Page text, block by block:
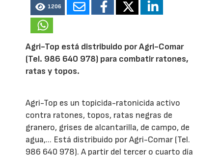
1206
Agri-Top está distribuido por Agri-Comar
(Tel. 986 640 978) para combatir ratones,
ratas y topos.
Agri-Top es un topicida-ratonicida activo
contra ratones, topos, ratas negras de
granero, grises de alcantarilla, de campo, de
agua,... Está distribuido por Agri-Comar (Tel.
986 640 978). A partir del tercer o cuarto día